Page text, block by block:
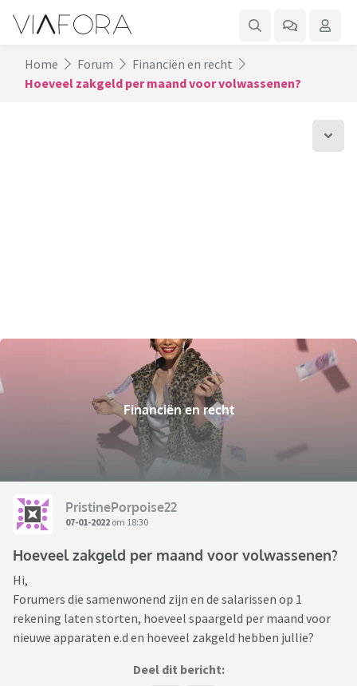
Home Forum
Financiën en recht
Hoeveel zakgeld per maand voor volwassenen?
Financiën en recht
PristinePorpoise22
07-01-2022 om 18:30
Hoeveel zakgeld per maand voor volwassenen?
Hi,
Forumers die samenwonend zijn en de salarissen op 1
rekening laten storten, hoeveel spaargeld per maand voor
nieuwe apparaten e.d en hoeveel zakgeld hebben jullie?
Deel dit bericht: